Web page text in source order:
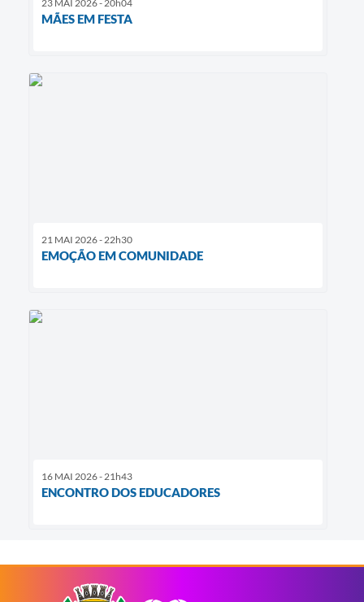
23 MAI 2026 - 20h04
MÃES EM FESTA
21 MAI 2026 - 22h30
EMOÇÃO EM COMUNIDADE
16 MAI 2026 - 21h43
ENCONTRO DOS EDUCADORES